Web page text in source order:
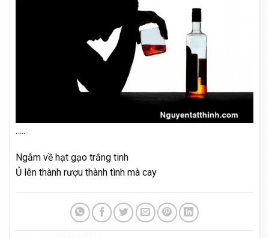
…..
Ngẫm về hạt gạo trắng tinh
Ủ lên thành rượu thành tình mà cay